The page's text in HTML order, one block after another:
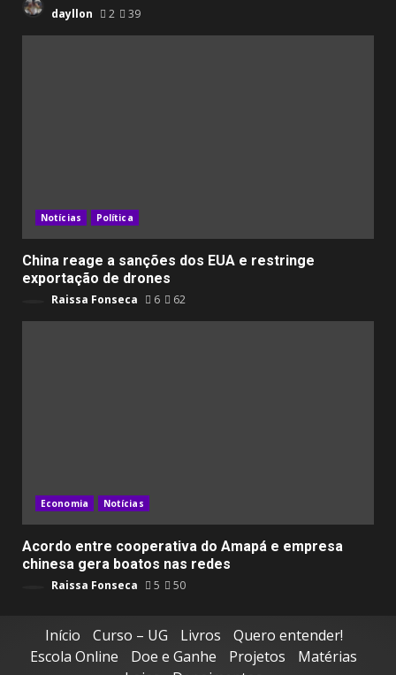
dayllon 2 39
Notícias Política
China reage a sanções dos EUA e restringe
exportação de drones
Raissa Fonseca 6 62
Economia Notícias
Acordo entre cooperativa do Amapá e empresa
chinesa gera boatos nas redes
Raissa Fonseca 5 50
Início Curso – UG Livros
Quero entender!
Escola Online
Doe e Ganhe Projetos
Matérias